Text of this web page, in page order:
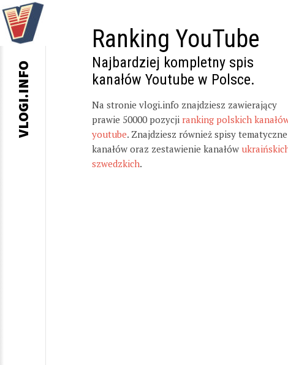
Ranking YouTube
Najbardziej kompletny spis
kanałów Youtube w Polsce.
Na stronie vlogi.info znajdziesz zawierający
prawie 50000 pozycji ranking polskich
youtube. Znajdziesz również spisy tematyczne
kanałów oraz zestawienie kanałów
szwedzkich.
VLOGI.INFO